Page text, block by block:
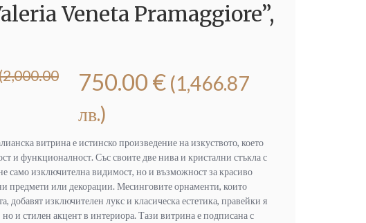
Veneta Pramaggiore”,
750.00 € (1,466.87
лв.)
витрина е истинско произведение на изкуството, което
и функционалност. Със своите две нива и кристални стъкла с
само изключителна видимост, но и възможност за красиво
предмети или декорации. Месинговите орнаменти, които
добавят изключителен лукс и класическа естетика, правейки я
и стилен акцент в интериора. Тази витрина е подписана с